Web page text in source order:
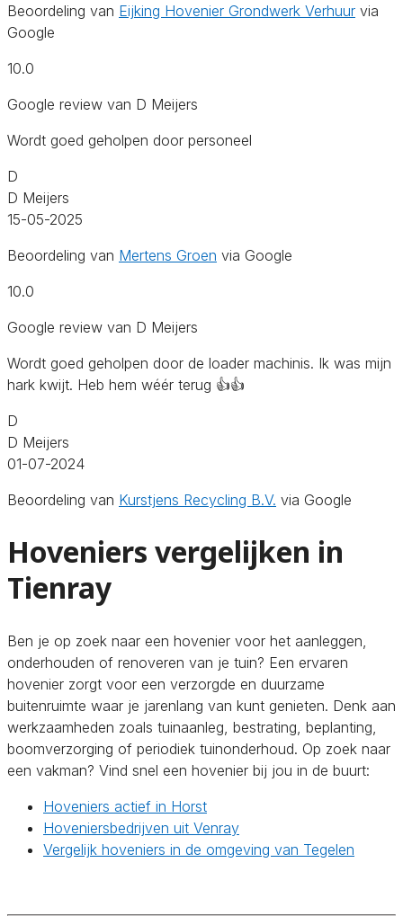
Beoordeling van Eijking Hovenier Grondwerk Verhuur via
Google
10.0
Google review van D Meijers
Wordt goed geholpen door personeel
D
D Meijers
15-05-2025
Beoordeling van Mertens Groen via Google
10.0
Google review van D Meijers
Wordt goed geholpen door de loader machinis. Ik was mijn
hark kwijt. Heb hem wéér terug 👍👍
D
D Meijers
01-07-2024
Beoordeling van Kurstjens Recycling B.V. via Google
Hoveniers vergelijken in
Tienray
Ben je op zoek naar een hovenier voor het aanleggen,
onderhouden of renoveren van je tuin? Een ervaren
hovenier zorgt voor een verzorgde en duurzame
buitenruimte waar je jarenlang van kunt genieten. Denk aan
werkzaamheden zoals tuinaanleg, bestrating, beplanting,
boomverzorging of periodiek tuinonderhoud. Op zoek naar
een vakman? Vind snel een hovenier bij jou in de buurt:
Hoveniers actief in Horst
Hoveniersbedrijven uit Venray
Vergelijk hoveniers in de omgeving van Tegelen